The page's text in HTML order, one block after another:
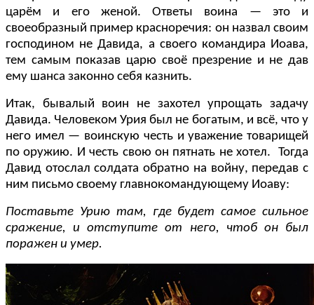
царём и его женой. Ответы воина — это и
своеобразный пример красноречия: он назвал своим
господином не Давида, а своего командира Иоава,
тем самым показав царю своё презрение и не дав
ему шанса законно себя казнить.
Итак, бывалый воин не захотел упрощать задачу
Давида. Человеком Урия был не богатым, и всё, что у
него имел — воинскую честь и уважение товарищей
по оружию. И честь свою он пятнать не хотел.
Тогда
Давид отослал солдата обратно на войну, передав с
ним письмо своему главнокомандующему Иоаву:
Поставьте Урию там, где будет самое сильное
сражение, и отступите от него, чтоб он был
поражен и умер.